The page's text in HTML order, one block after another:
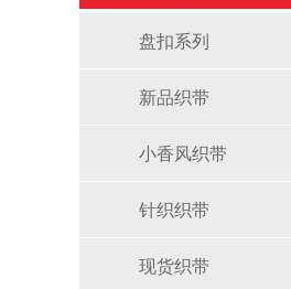
盘扣系列
新品织带
小香风织带
针织织带
现货织带